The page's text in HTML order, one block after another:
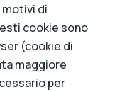
di
cookie sono
(cookie di
maggiore
per